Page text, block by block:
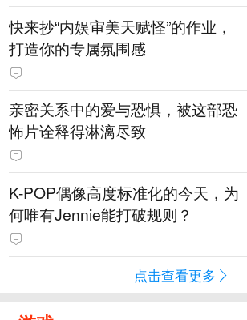
快来抄“内娱审美天赋怪”的作业，
打造你的专属氛围感
亲密关系中的爱与恐惧，被这部恐
怖片诠释得淋漓尽致
K-POP偶像高度标准化的今天，为
何唯有Jennie能打破规则？
点击查看更多